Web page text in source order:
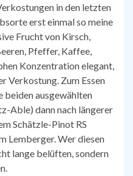
in den letzten
erst einmal so meine
Frucht von Kirsch,
Pfeffer, Kaffee,
Konzentration elegant,
Verkostung. Zum Essen
beiden ausgewählten
Able) dann nach längerer
Schätzle-Pinot RS
Lemberger. Wer diesen
lange belüften, sondern